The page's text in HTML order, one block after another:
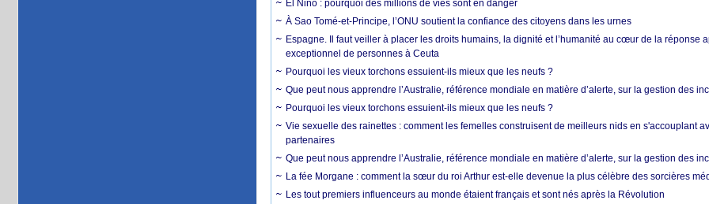
El Niño : pourquoi des millions de vies sont en danger
À Sao Tomé-et-Principe, l’ONU soutient la confiance des citoyens dans les urnes
Espagne. Il faut veiller à placer les droits humains, la dignité et l’humanité au cœur de la réponse
exceptionnel de personnes à Ceuta
Pourquoi les vieux torchons essuient-ils mieux que les neufs ?
Que peut nous apprendre l’Australie, référence mondiale en matière d’alerte, sur la gestion des
Pourquoi les vieux torchons essuient-ils mieux que les neufs ?
Vie sexuelle des rainettes : comment les femelles construisent de meilleurs nids en s'accouplant
partenaires
Que peut nous apprendre l’Australie, référence mondiale en matière d’alerte, sur la gestion des
La fée Morgane : comment la sœur du roi Arthur est-elle devenue la plus célèbre des sorcières
Les tout premiers influenceurs au monde étaient français et sont nés après la Révolution